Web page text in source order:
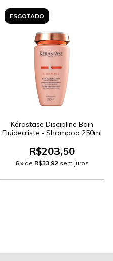
ESGOTADO
Kérastase Discipline Bain
Fluidealiste - Shampoo 250ml
R$203,50
6 x de R$33,92 sem juros